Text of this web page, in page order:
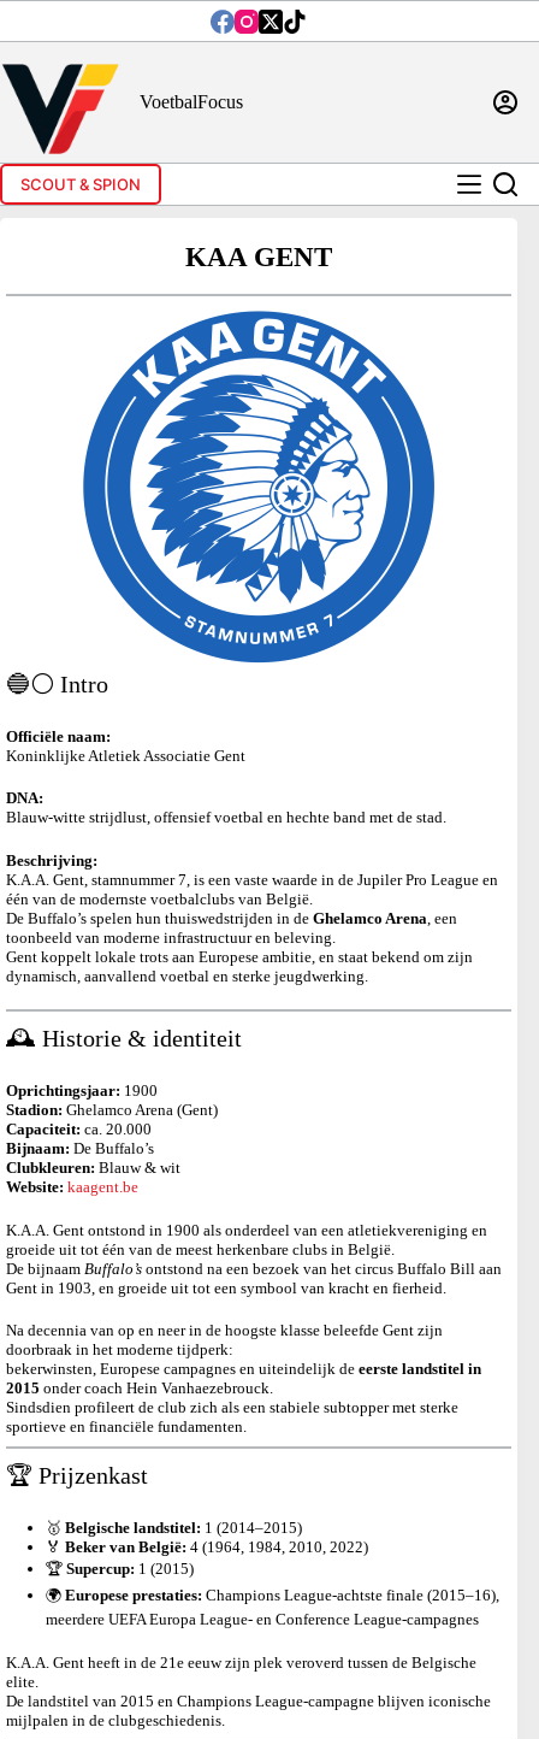
inhoud
VoetbalFocus
SCOUT & SPION
KAA GENT
🔵⚪ Intro
Officiële naam:
Koninklijke Atletiek Associatie Gent
DNA:
Blauw-witte strijdlust, offensief voetbal en hechte band met de stad.
Beschrijving:
K.A.A. Gent, stamnummer 7, is een vaste waarde in de Jupiler Pro League en
één van de modernste voetbalclubs van België.
De Buffalo’s spelen hun thuiswedstrijden in de Ghelamco Arena , een
toonbeeld van moderne infrastructuur en beleving.
Gent koppelt lokale trots aan Europese ambitie, en staat bekend om zijn
dynamisch, aanvallend voetbal en sterke jeugdwerking.
🕰️ Historie & identiteit
Oprichtingsjaar: 1900
Stadion: Ghelamco Arena (Gent)
Capaciteit: ca. 20.000
Bijnaam: De Buffalo’s
Clubkleuren: Blauw & wit
Website: kaagent.be
K.A.A. Gent ontstond in 1900 als onderdeel van een atletiekvereniging en
groeide uit tot één van de meest herkenbare clubs in België.
De bijnaam Buffalo’s ontstond na een bezoek van het circus Buffalo Bill aan
Gent in 1903, en groeide uit tot een symbool van kracht en fierheid.
Na decennia van op en neer in de hoogste klasse beleefde Gent zijn
doorbraak in het moderne tijdperk:
bekerwinsten, Europese campagnes en uiteindelijk de eerste landstitel in
2015 onder coach Hein Vanhaezebrouck.
Sindsdien profileert de club zich als een stabiele subtopper met sterke
sportieve en financiële fundamenten.
🏆 Prijzenkast
🥇 Belgische landstitel: 1 (2014–2015)
🏅 Beker van België: 4 (1964, 1984, 2010, 2022)
🏆 Supercup: 1 (2015)
🌍 Europese prestaties: Champions League-achtste finale (2015–16),
meerdere UEFA Europa League- en Conference League-campagnes
K.A.A. Gent heeft in de 21e eeuw zijn plek veroverd tussen de Belgische
elite.
De landstitel van 2015 en Champions League-campagne blijven iconische
mijlpalen in de clubgeschiedenis.